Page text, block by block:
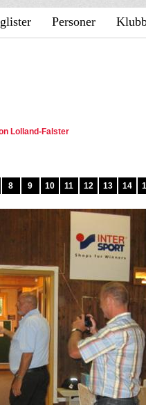
Personer
Lolland-Falster
8 9 10 11 12 13 14